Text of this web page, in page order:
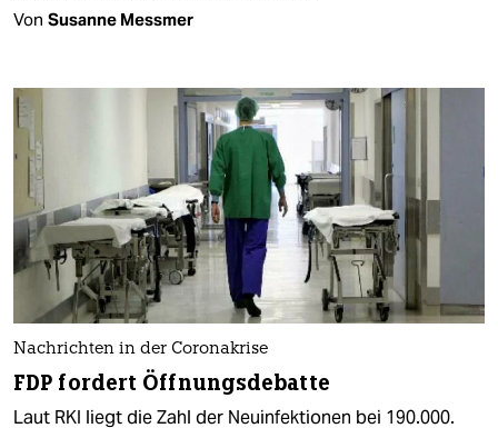
Von Susanne Messmer
Nachrichten in der Coronakrise
FDP fordert Öffnungsdebatte
Laut RKI liegt die Zahl der Neuinfektionen bei 190.000.